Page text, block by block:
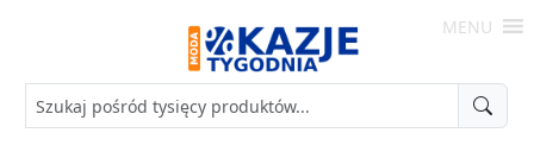
Moda
-
Okazje
MENU